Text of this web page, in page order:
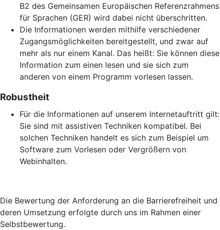
B2 des Gemeinsamen Europäischen Referenzrahmens
für Sprachen (GER) wird dabei nicht überschritten.
Die Informationen werden mithilfe verschiedener
Zugangsmöglichkeiten bereitgestellt, und zwar auf
mehr als nur einem Kanal. Das heißt: Sie können diese
Information zum einen lesen und sie sich zum
anderen von einem Programm vorlesen lassen.
Robustheit
Für die Informationen auf unserem Internetauftritt gilt:
Sie sind mit assistiven Techniken kompatibel. Bei
solchen Techniken handelt es sich zum Beispiel um
Software zum Vorlesen oder Vergrößern von
Webinhalten.
Die Bewertung der Anforderung an die Barrierefreiheit und
deren Umsetzung erfolgte durch uns im Rahmen einer
Selbstbewertung.